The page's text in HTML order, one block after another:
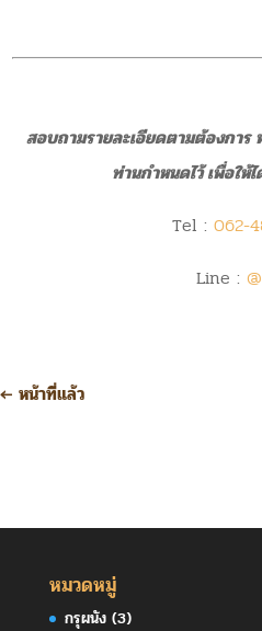
สอบถามรายละเอียดตามต้องกา
ท่านกำหนดไว้ เพื่อให้
Tel : 062-
Line :
← หน้าที่แล้ว
หมวดหมู่
กรุผนัง(3)